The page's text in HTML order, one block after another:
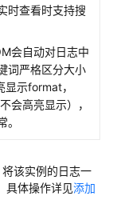
时查看时支持搜
会自动对日志中
词严格区分大小
显示format，
会高亮显示），
将该实例的日志一
具体操作详见添加